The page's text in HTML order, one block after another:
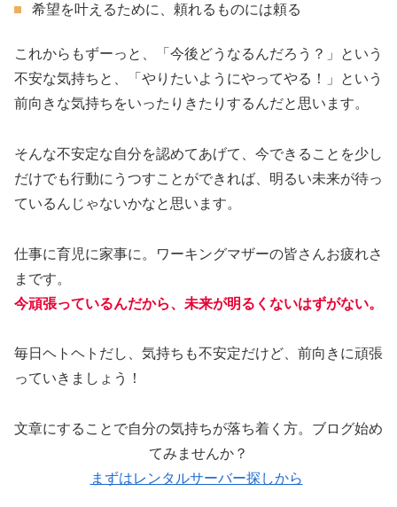
希望を叶えるために、頼れるものには頼る
これからもずーっと、「今後どうなるんだろう？」という
不安な気持ちと、「やりたいようにやってやる！」という
前向きな気持ちをいったりきたりするんだと思います。
そんな不安定な自分を認めてあげて、今できることを少し
だけでも行動にうつすことができれば、明るい未来が待っ
ているんじゃないかなと思います。
仕事に育児に家事に。ワーキングマザーの皆さんお疲れさ
まです。
今頑張っているんだから、未来が明るくないはずがない。
毎日ヘトヘトだし、気持ちも不安定だけど、前向きに頑張
っていきましょう！
文章にすることで自分の気持ちが落ち着く方。ブログ始め
てみませんか？
まずはレンタルサーバー探しから